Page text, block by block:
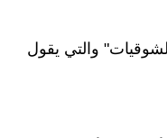
الوافر، وضمّها في ديوانه "الشوقيات" والتي يقول